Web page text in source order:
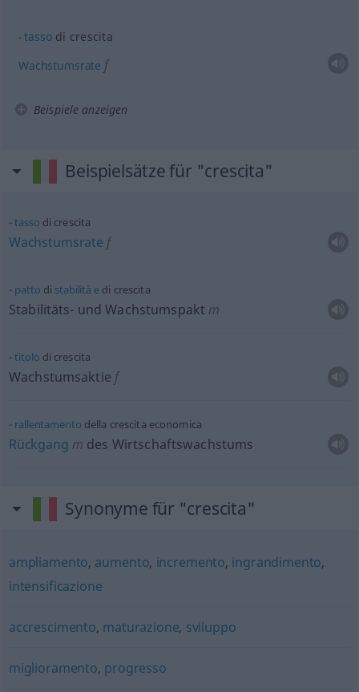
tassodi crescita
Wachstumsrate f
Beispiele anzeigen
Beispielsätze für "crescita"
tasso di crescita
Wachstumsrate f
patto di stabilità e di crescita
Stabilitäts- und Wachstumspakt m
titolo di crescita
Wachstumsaktie f
rallentamento della crescita economica
Rückgang m des Wirtschaftswachstums
Synonyme für "crescita"
ampliamento, aumento, incremento, ingrandimento,
intensificazione
accrescimento, maturazione, sviluppo
miglioramento, progresso